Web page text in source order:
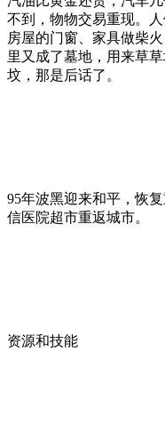
不到，物物交易重现。
房屋的门窗、家具做柴
里又成了墓地，用来草
坟，那是后话了。
95年波黑迎来和平，恢
信医院超市重返城市。
资源和技能